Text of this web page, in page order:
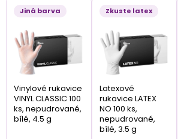
Jiná barva
Vinylové rukavice
VINYL CLASSIC 100
ks, nepudrované,
bílé, 4.5 g
Zkuste latex
Latexové
rukavice LATEX
NO 100 ks,
nepudrované,
bílé, 3.5 g